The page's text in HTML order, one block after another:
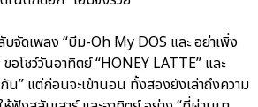
จัดเพลง “บีม-Oh My DOS และ อย่าเพิ่ง
อโชว์วันอาทิตย์ “HONEY LATTE” และ
น” แต่ก่อนจะเข้านอน ทั้งสองยังเล่าถึงความ